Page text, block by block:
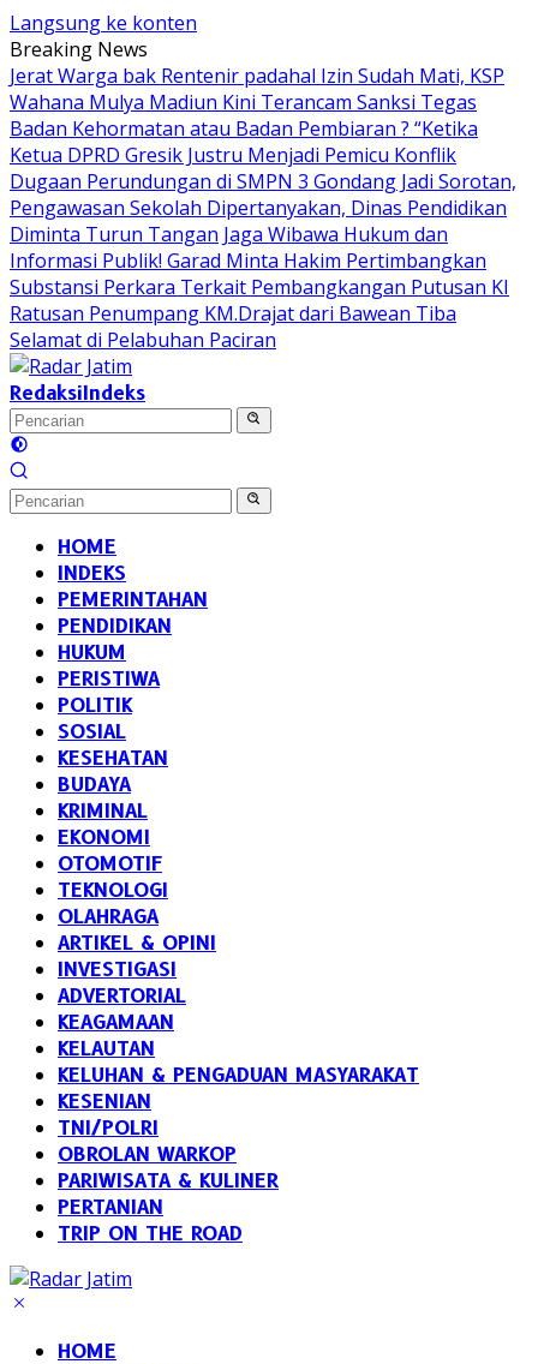
Langsung ke konten
Breaking News
Jerat Warga bak Rentenir padahal Izin Sudah Mati, KSP
Wahana Mulya Madiun Kini Terancam Sanksi Tegas
Badan Kehormatan atau Badan Pembiaran ? “Ketika
Ketua DPRD Gresik Justru Menjadi Pemicu Konflik
Dugaan Perundungan di SMPN 3 Gondang Jadi Sorotan,
Pengawasan Sekolah Dipertanyakan, Dinas Pendidikan
Diminta Turun Tangan Jaga Wibawa Hukum dan
Informasi Publik! Garad Minta Hakim Pertimbangkan
Substansi Perkara Terkait Pembangkangan Putusan KI
Ratusan Penumpang KM.Drajat dari Bawean Tiba
Selamat di Pelabuhan Paciran
RedaksiIndeks
HOME
INDEKS
PEMERINTAHAN
PENDIDIKAN
HUKUM
PERISTIWA
POLITIK
SOSIAL
KESEHATAN
BUDAYA
KRIMINAL
EKONOMI
OTOMOTIF
TEKNOLOGI
OLAHRAGA
ARTIKEL & OPINI
INVESTIGASI
ADVERTORIAL
KEAGAMAAN
KELAUTAN
KELUHAN & PENGADUAN MASYARAKAT
KESENIAN
TNI/POLRI
OBROLAN WARKOP
PARIWISATA & KULINER
PERTANIAN
TRIP ON THE ROAD
HOME